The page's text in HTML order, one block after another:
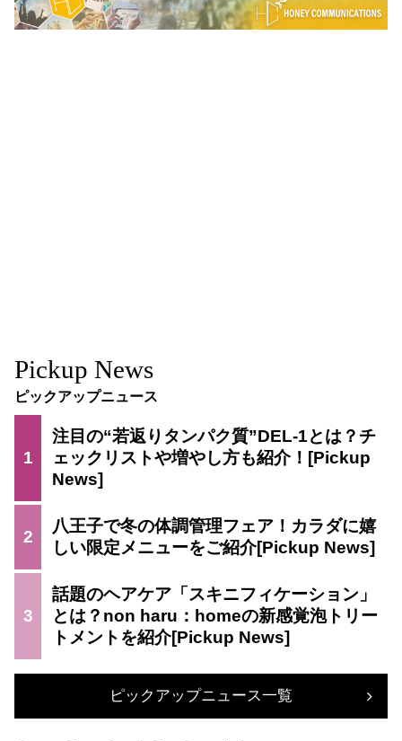
Pickup News
ピックアップニュース
1
注目の“若返りタンパク質”DEL-1とは？チ
ェックリストや増やし方も紹介！
2
八王子で冬の体調管理フェア！カラダに嬉
しい限定メニューをご紹介
3
話題のヘアケア「スキニフィケーション」
とは？non haru：homeの新感覚泡トリー
トメントを紹介
ピックアップニュース一覧